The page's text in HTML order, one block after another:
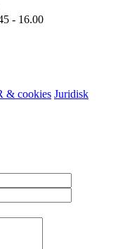
- 16.00
& cookies Juridisk